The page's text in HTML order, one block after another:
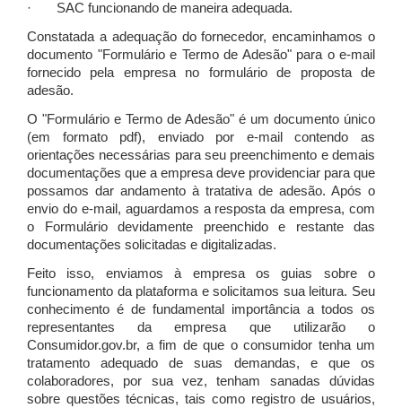
· SAC funcionando de maneira adequada.
Constatada a adequação do fornecedor, encaminhamos o
documento "Formulário e Termo de Adesão" para o e-mail
fornecido pela empresa no formulário de proposta de
adesão.
O "Formulário e Termo de Adesão" é um documento único
(em formato pdf), enviado por e-mail contendo as
orientações necessárias para seu preenchimento e demais
documentações que a empresa deve providenciar para que
possamos dar andamento à tratativa de adesão. Após o
envio do e-mail, aguardamos a resposta da empresa, com
o Formulário devidamente preenchido e restante das
documentações solicitadas e digitalizadas.
Feito isso, enviamos à empresa os guias sobre o
funcionamento da plataforma e solicitamos sua leitura. Seu
conhecimento é de fundamental importância a todos os
representantes da empresa que utilizarão o
Consumidor.gov.br, a fim de que o consumidor tenha um
tratamento adequado de suas demandas, e que os
colaboradores, por sua vez, tenham sanadas dúvidas
sobre questões técnicas, tais como registro de usuários,